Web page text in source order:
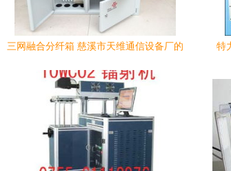
三网融合分纤箱 慈溪市天维通信设备厂的
特